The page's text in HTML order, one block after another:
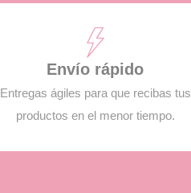
Envío rápido
Entregas ágiles para que recibas tus
productos en el menor tiempo.